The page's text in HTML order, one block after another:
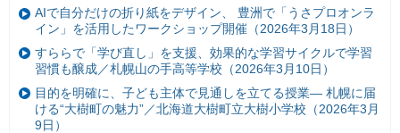
AIで自分だけの折り紙をデザイン、 豊洲で「うさプロオンラ
イン」を活用したワークショップ開催（2026年3月18日）
すららで「学び直し」を支援、効果的な学習サイクルで学習
習慣も醸成／札幌山の手高等学校（2026年3月10日）
目的を明確に、子ども主体で見通しを立てる授業— 札幌に届
ける“大樹町の魅力”／北海道大樹町立大樹小学校（2026年3月
9日）